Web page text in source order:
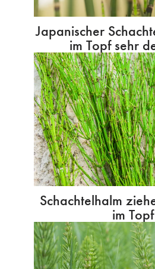
Japanischer
im Topf sehr
Schachtelhalm
im Topf